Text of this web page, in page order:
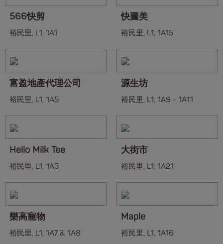
566快剪
裕民里, L1, 1A1
快圖美
裕民里, L1, 1A15
富盈地產代理公司
裕民里, L1, 1A5
源生坊
裕民里, L1, 1A9 - 1A11
Hello Milk Tee
裕民里, L1, 1A3
大街市
裕民里, L1, 1A21
樂高寵物
裕民里, L1, 1A7 & 1A8
Maple
裕民里, L1, 1A16